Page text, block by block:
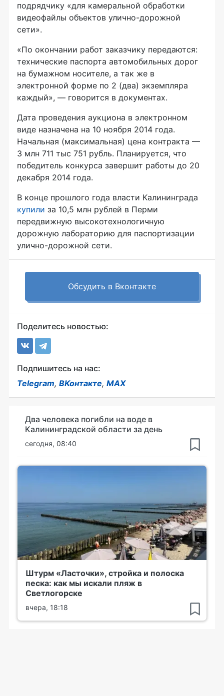
подрядчику «для камеральной обработки
видеофайлы объектов улично-дорожной
сети».
«По окончании работ заказчику передаются:
технические паспорта автомобильных дорог
на бумажном носителе, а так же в
электронной форме по 2 (два) экземпляра
каждый», — говорится в документах.
Дата проведения аукциона в электронном
виде назначена на 10 ноября 2014 года.
Начальная (максимальная) цена контракта —
3 млн 711 тыс 751 рубль. Планируется, что
победитель конкурса завершит работы до 20
декабря 2014 года.
В конце прошлого года власти Калининграда
купили за 10,5 млн рублей в Перми
передвижную высокотехнологичную
дорожную лабораторию для паспортизации
улично-дорожной сети.
Обсудить в Вконтакте
Поделитесь новостью:
Подпишитесь на нас:
Telegram, ВКонтакте, MAX
Два человека погибли на воде в
Калининградской области за день
сегодня, 08:40
Штурм «Ласточки», стройка и полоска
песка: как мы искали пляж в
Светлогорске
вчера, 18:18